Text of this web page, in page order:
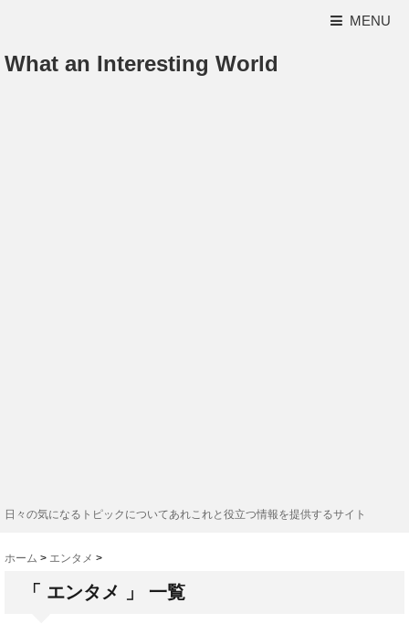
MENU
What an Interesting World
日々の気になるトピックについてあれこれと役立つ情報を提供するサイト
ホーム > エンタメ >
「 エンタメ 」 一覧